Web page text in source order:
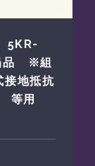
5KR-
品 ※組
地抵抗
等用